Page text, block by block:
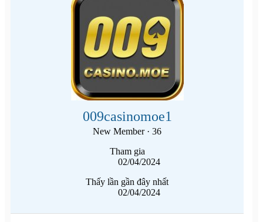
009casinomoe1
New Member · 36
Tham gia
02/04/2024
Thấy lần gần đây nhất
02/04/2024